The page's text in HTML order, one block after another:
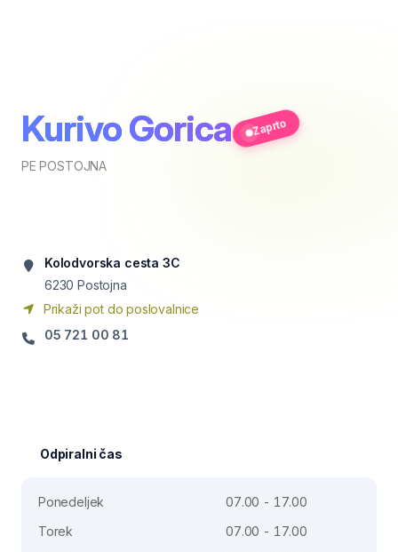
Kurivo Gorica
PE POSTOJNA
Zaprto
Kolodvorska cesta 3C
6230 Postojna
Prikaži pot do poslovalnice
05 721 00 81
Odpiralni čas
Ponedeljek
07.00 - 17.00
Torek
07.00 - 17.00